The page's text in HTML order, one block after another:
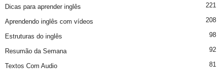
Dicas para aprender inglês 221
Aprendendo inglês com vídeos 208
Estruturas do inglês 98
Resumão da Semana 92
Textos Com Audio 81